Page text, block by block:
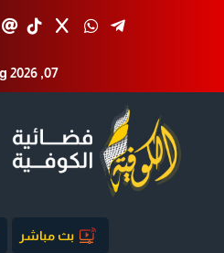
2026 ,07
بث مباشر